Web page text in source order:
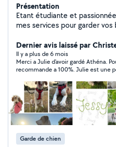
Présentation
Etant étudiante et
mes services pour garder
un chat et 2 cochons d'inde.
passé.
Dernier avis laissé par
Il y a plus de 6 mois
Merci a Julie d’avoir gardé Athéna. Pour la deuxième fois je la
recommande a 100%. Julie est une
soin de vos loulous sans aucun
Garde de chien